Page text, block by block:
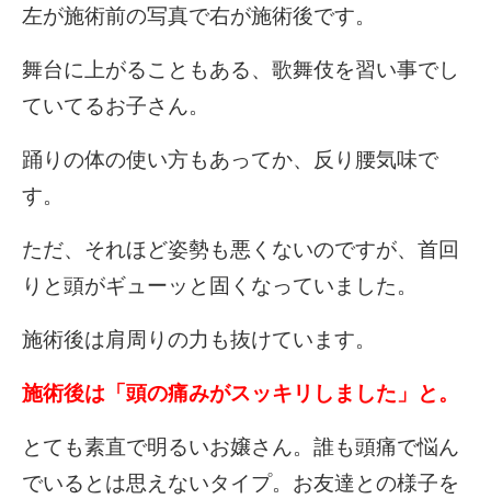
左が施術前の写真で右が施術後です。
舞台に上がることもある、歌舞伎を習い事でし
ていてるお子さん。
踊りの体の使い方もあってか、反り腰気味で
す。
ただ、それほど姿勢も悪くないのですが、首回
りと頭がギューッと固くなっていました。
施術後は肩周りの力も抜けています。
施術後は「頭の痛みがスッキリしました」と。
とても素直で明るいお嬢さん。誰も頭痛で悩ん
でいるとは思えないタイプ。お友達との様子を